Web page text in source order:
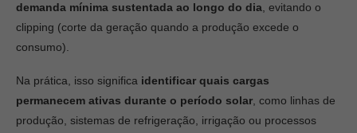
demanda mínima sustentada ao longo do dia , evitando o
clipping (corte da geração quando a produção excede o
consumo).
Na prática, isso significa identificar quais cargas
permanecem ativas durante o período solar , como linhas de
produção, sistemas de refrigeração, irrigação ou processos